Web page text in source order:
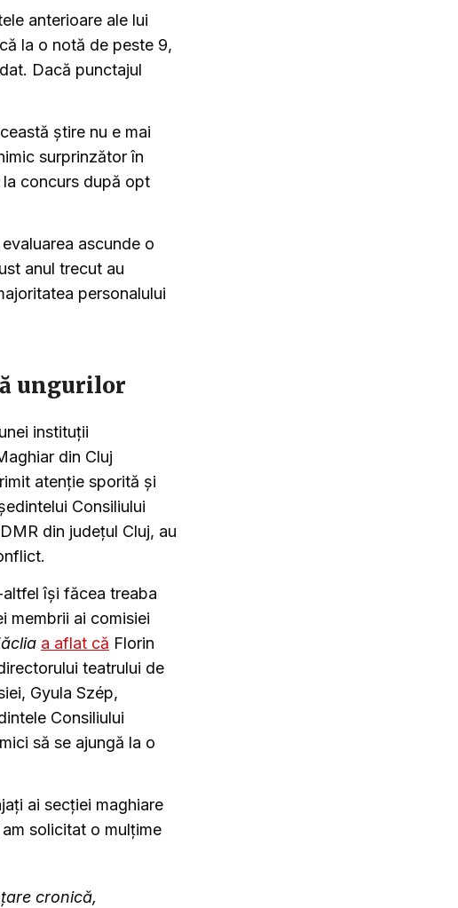
anterioare ale lui
la o notă de peste 9,
Dacă punctajul
știre nu e mai
surprinzător în
concurs după opt
ascunde o
anul trecut au
personalului
ungurilor
instituții
din Cluj
atenție sporită și
Consiliului
din județul Cluj, au
își făcea treaba
membrii ai comisiei
a aflat că Florin
teatrului de
Gyula Szép,
Consiliului
să se ajungă la o
ai secției maghiare
solicitat o mulțime
cronică,